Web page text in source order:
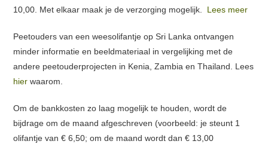
10,00. Met elkaar maak je de verzorging mogelijk. Lees meer
Peetouders van een weesolifantje op Sri Lanka ontvangen
minder informatie en beeldmateriaal in vergelijking met de
andere peetouderprojecten in Kenia, Zambia en Thailand. Lees
hier waarom.
Om de bankkosten zo laag mogelijk te houden, wordt de
bijdrage om de maand afgeschreven (voorbeeld: je steunt 1
olifantje van € 6,50; om de maand wordt dan € 13,00